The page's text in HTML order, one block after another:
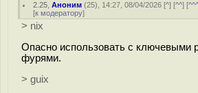
2.25 ,Аноним (25), 14:27, 08/04/2026 [^] [^^] [
[к модератору]
> nix
Опасно использовать с ключевыми
фурями.
> guix